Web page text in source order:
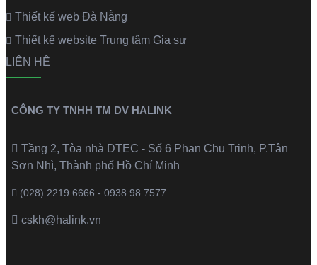
Thiết kế web Đà Nẵng
Thiết kế website Trung tâm Gia sư
LIÊN HỆ
CÔNG TY TNHH TM DV HALINK
Tầng 2, Tòa nhà DTEC - Số 6 Phan Chu Trinh, P.Tân
Sơn Nhì, Thành phố Hồ Chí Minh
(028) 2219 6666 - 0938 98 7577
cskh@halink.vn